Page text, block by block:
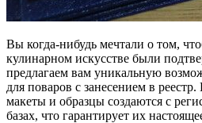
Вы когда-нибудь мечтали о том,
кулинарном искусстве были
предлагаем вам уникальную
для поваров с занесением в
макеты и образцы создаются с
базах, что гарантирует их